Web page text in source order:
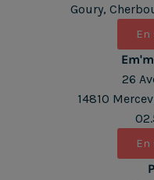
Goury, C
26
14810